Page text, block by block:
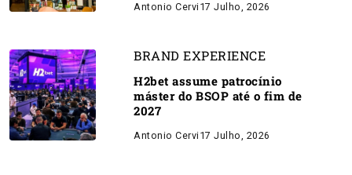
Antonio Cervi 17 Julho, 2026
BRAND EXPERIENCE
H2bet assume patrocínio
máster do BSOP até o fim de
2027
Antonio Cervi 17 Julho, 2026